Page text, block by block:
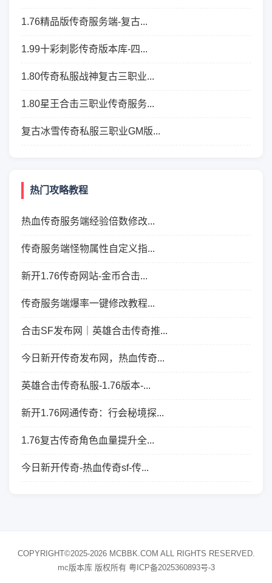
1.76精品版传奇服务端-复古...
1.99十彩刺影传奇版本库-四...
1.80传奇私服战神复古三职业...
1.80星王合击三职业传奇服务...
复古冰雪传奇私服三职业GM版...
热门攻略教程
热血传奇服务端经验倍数修改...
传奇服务端怪物属性自定义指...
新开1.76传奇网站-金币合击...
传奇服务端爆率一键修改教程...
合击SF发布网｜英雄合击传奇推...
今日新开传奇发布网，热血传奇...
英雄合击传奇私服-1.76版本-...
新开1.76网通传奇：行会秘境探...
1.76复古传奇角色血量提升全...
今日新开传奇-热血传奇sf-传...
COPYRIGHT©2025-2026 MCBBK.COM ALL RIGHTS RESERVED.
mc版本库 版权所有 粤ICP备2025360893号-3